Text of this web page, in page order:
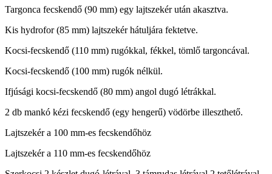
Targonca fecskendő (90 mm) egy lajtszekér után akasztva.
Kis hydrofor (85 mm) lajtszekér hátuljára fektetve.
Kocsi-fecskendő (110 mm) rugókkal, fékkel, tömlő targoncával.
Kocsi-fecskendő (100 mm) rugók nélkül.
Ifjúsági kocsi-fecskendő (80 mm) angol dugó létrákkal.
2 db mankó kézi fecskendő (egy hengerű) vödörbe illeszthető.
Lajtszekér a 100 mm-es fecskendőhöz
Lajtszekér a 110 mm-es fecskendőhöz